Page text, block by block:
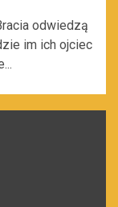
odwiedzą
im ich ojciec